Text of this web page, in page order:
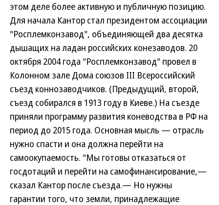
этом деле более активную и публичную позицию.
Для начала Кантор стал президентом ассоциации
"Росплемконзавод", объединяющей два десятка
дышащих на ладан российских конезаводов. 20
октября 2004 года "Росплемконзавод" провел в
Колонном зале Дома союзов III Всероссийский
съезд коннозаводчиков. (Предыдущий, второй,
съезд собирался в 1913 году в Киеве.) На съезде
приняли программу развития коневодства в РФ на
период до 2015 года. Основная мысль — отрасль
нужно спасти и она должна перейти на
самоокупаемость. "Мы готовы отказаться от
госдотаций и перейти на самофинансирование,—
сказал Кантор после съезда.— Но нужны
гарантии того, что земли, принадлежащие